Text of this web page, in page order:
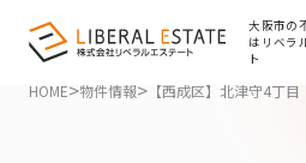
大阪市の
はリベラ
ト
HOME>物件情報>【西成区】北津守4丁